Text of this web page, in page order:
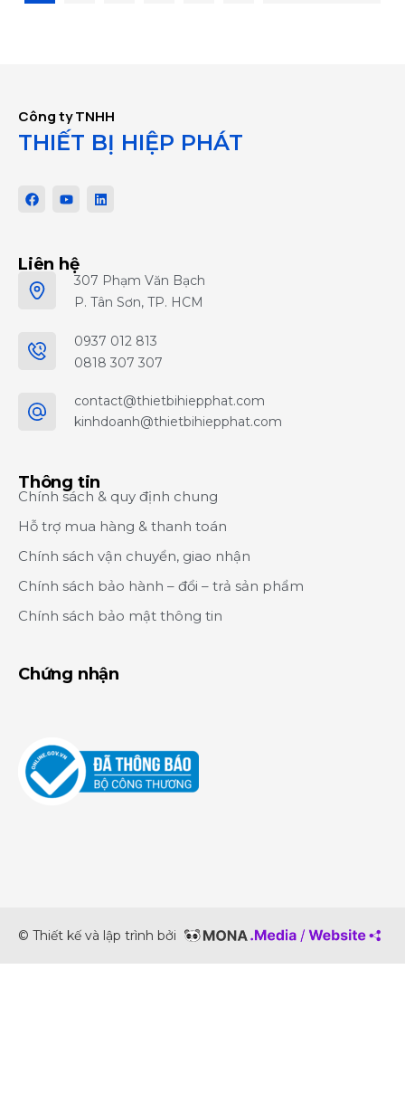
Công ty TNHH
THIẾT BỊ HIỆP PHÁT
Liên hệ
307 Phạm Văn Bạch
P. Tân Sơn, TP. HCM
0937 012 813
0818 307 307
contact@thietbihiepphat.com
kinhdoanh@thietbihiepphat.com
Thông tin
Chính sách & quy định chung
Hỗ trợ mua hàng & thanh toán
Chính sách vận chuyển, giao nhận
Chính sách bảo hành – đổi – trả sản phẩm
Chính sách bảo mật thông tin
Chứng nhận
© Thiết kế và lập trình bởi